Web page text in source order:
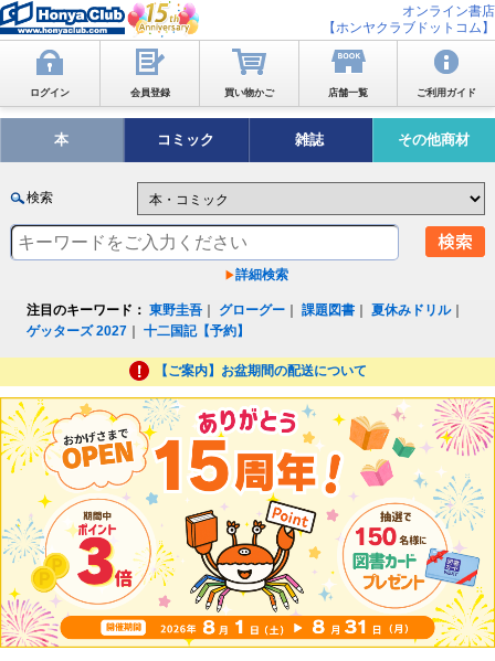
オンライン書店
【ホンヤクラブドットコム】
ログイン 会員登録 買い物かご 店舗一覧 ご利用ガイド
本 コミック 雑誌 その他商材
検索
詳細検索
注目のキーワード： 東野圭吾 グローグー ｜課題図書 ｜夏休みドリル｜
ゲッターズ 2027 ｜十二国記【予約】
【ご案内】お盆期間の配送について